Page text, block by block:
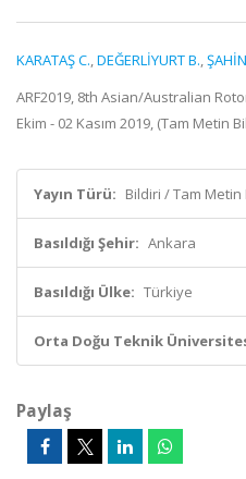
KARATAŞ C.,DEĞERLİYURT B.,
ARF2019, 8th Asian/Australian
Ekim - 02 Kasım 2019, (Tam Metin
Yayın Türü: Bildiri / Tam Metin
Basıldığı Şehir: Ankara
Basıldığı Ülke: Türkiye
Orta Doğu Teknik
Paylaş